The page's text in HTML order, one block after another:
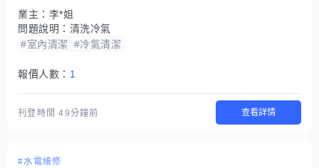
業主： 李*姐
問題說明： 清洗冷氣
#室內清潔
#冷氣清潔
報價人數： 1
刊登時間49分鐘前 查看詳情
#水電維修